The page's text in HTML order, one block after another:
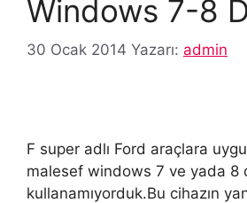
Windows 7-8
30 Ocak 2014 Yazarı: admin
F super adlı Ford araçlara
malesef windows 7 ve yada 8
kullanamıyorduk.Bu cihazın